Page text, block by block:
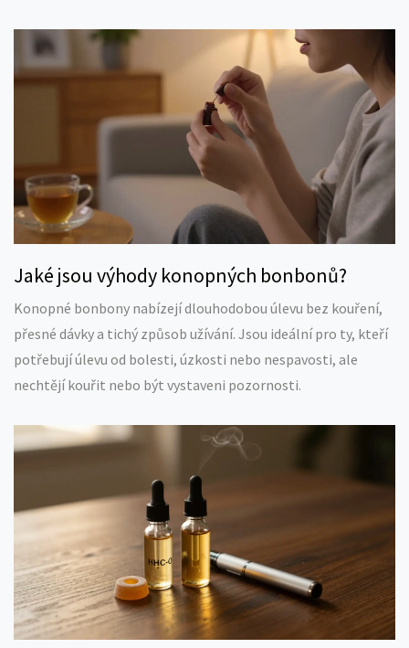
Jaké jsou výhody konopných bonbonů?
Konopné bonbony nabízejí dlouhodobou úlevu bez kouření,
přesné dávky a tichý způsob užívání. Jsou ideální pro ty, kteří
potřebují úlevu od bolesti, úzkosti nebo nespavosti, ale
nechtějí kouřit nebo být vystaveni pozornosti.